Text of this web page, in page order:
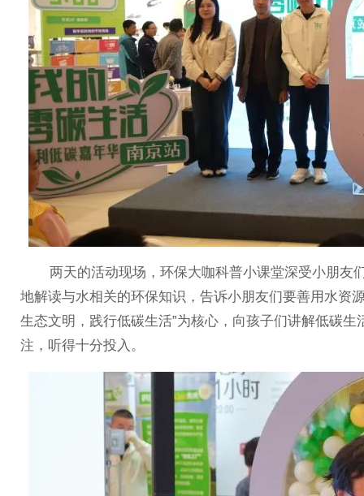
两天的活动现场，环保大咖科普小课堂深受小朋友
地解读与水相关的环保知识，告诉小朋友们要善用水资
生态文明，践行低碳生活”为核心，向孩子们讲解低碳
注，听得十分投入。